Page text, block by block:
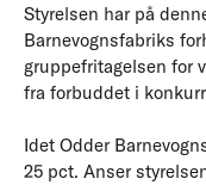
Styrelsen har på
Barnevognsfabriks
gruppefritagelsen for
fra forbuddet i
Idet Odder
25 pct. Anser